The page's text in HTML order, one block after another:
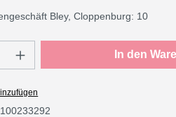
Bley, Cloppenburg: 10
Gib den In den
100233292